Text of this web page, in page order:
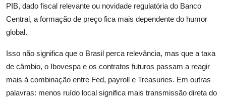
PIB, dado fiscal relevante ou novidade regulatória do Banco
Central, a formação de preço fica mais dependente do humor
global.
Isso não significa que o Brasil perca relevância, mas que a taxa
de câmbio, o Ibovespa e os contratos futuros passam a reagir
mais à combinação entre Fed, payroll e Treasuries. Em outras
palavras: menos ruído local significa mais transmissão direta do